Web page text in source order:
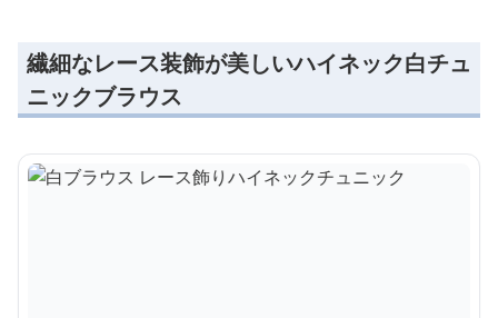
繊細なレース装飾が美しいハイネック白チュ
ニックブラウス